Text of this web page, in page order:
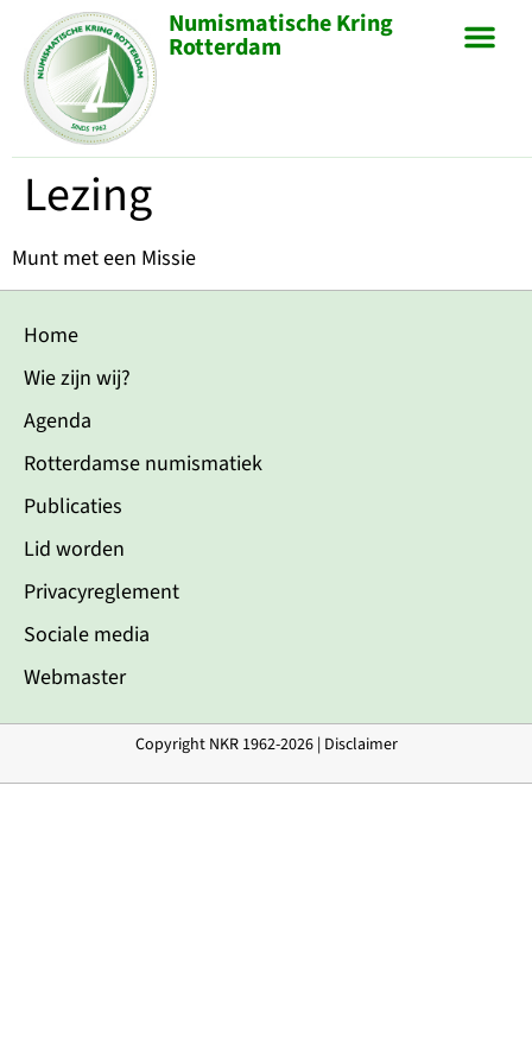
Numismatische Kring
Rotterdam
Lezing
Munt met een Missie
Home
Wie zijn wij?
Agenda
Rotterdamse numismatiek
Publicaties
Lid worden
Privacyreglement
Sociale media
Webmaster
Copyright NKR 1962-2026 | Disclaimer